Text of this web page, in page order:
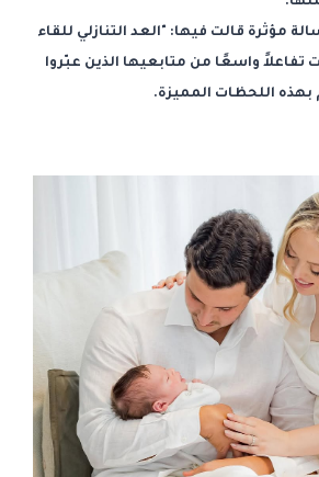
مؤثرة قالت فيها: "العد التنازلي للقاء
تفاعلاً واسعًا من متابعيها الذين عبّروا
اللحظات المميزة.